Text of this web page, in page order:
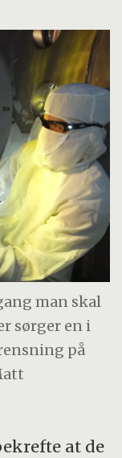
man skal
sørger en i
på
at de